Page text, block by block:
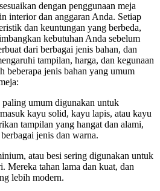
dengan penggunaan meja
interior dan anggaran Anda. Setiap
dan keuntungan yang berbeda,
kebutuhan Anda sebelum
dari berbagai jenis bahan, dan
tampilan, harga, dan kegunaan
beberapa jenis bahan yang umum
paling umum digunakan untuk
kayu solid, kayu lapis, atau kayu
tampilan yang hangat dan alami,
jenis dan warna.
atau besi sering digunakan untuk
Mereka tahan lama dan kuat, dan
lebih modern.